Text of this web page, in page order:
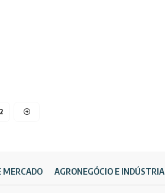
2
MERCADO AGRONEGÓCIO E INDÚSTRIA